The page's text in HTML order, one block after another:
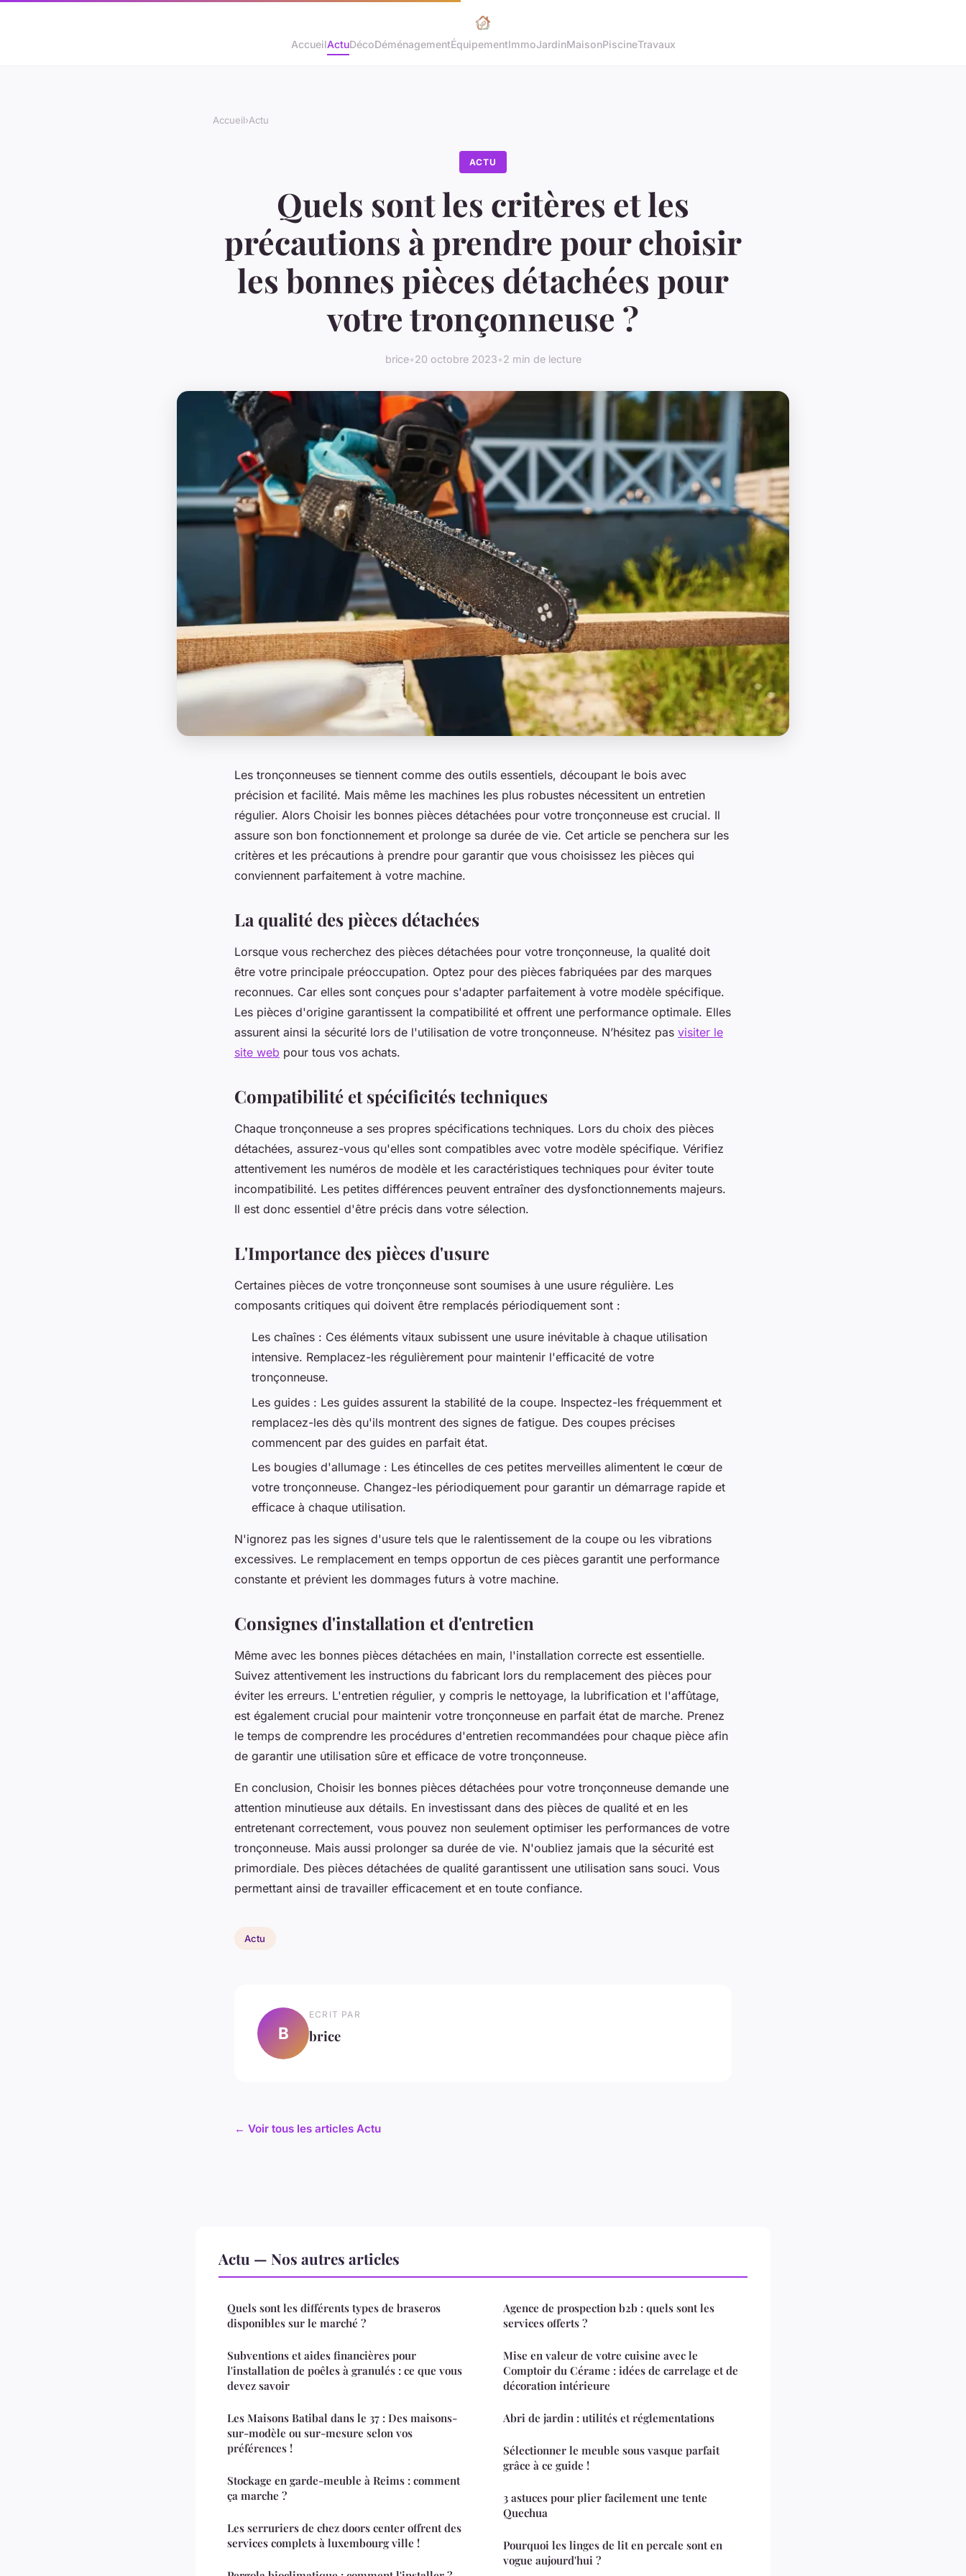
AccueilActuDécoDéménagementÉquipementImmoJardinMaisonPiscineTravaux
Accueil›Actu
ACTU
Quels sont les critères et les
précautions à prendre pour choisir
les bonnes pièces détachées pour
votre tronçonneuse ?
brice•20 octobre 2023•2 min de lecture
Les tronçonneuses se tiennent comme des outils essentiels, découpant le bois avec
précision et facilité. Mais même les machines les plus robustes nécessitent un entretien
régulier. Alors Choisir les bonnes pièces détachées pour votre tronçonneuse est crucial. Il
assure son bon fonctionnement et prolonge sa durée de vie. Cet article se penchera sur les
critères et les précautions à prendre pour garantir que vous choisissez les pièces qui
conviennent parfaitement à votre machine.
La qualité des pièces détachées
Lorsque vous recherchez des pièces détachées pour votre tronçonneuse, la qualité doit
être votre principale préoccupation. Optez pour des pièces fabriquées par des marques
reconnues. Car elles sont conçues pour s'adapter parfaitement à votre modèle spécifique.
Les pièces d'origine garantissent la compatibilité et offrent une performance optimale. Elles
assurent ainsi la sécurité lors de l'utilisation de votre tronçonneuse. N’hésitez pas visiter le
site web pour tous vos achats.
Compatibilité et spécificités techniques
Chaque tronçonneuse a ses propres spécifications techniques. Lors du choix des pièces
détachées, assurez-vous qu'elles sont compatibles avec votre modèle spécifique. Vérifiez
attentivement les numéros de modèle et les caractéristiques techniques pour éviter toute
incompatibilité. Les petites différences peuvent entraîner des dysfonctionnements majeurs.
Il est donc essentiel d'être précis dans votre sélection.
L'Importance des pièces d'usure
Certaines pièces de votre tronçonneuse sont soumises à une usure régulière. Les
composants critiques qui doivent être remplacés périodiquement sont :
Les chaînes : Ces éléments vitaux subissent une usure inévitable à chaque utilisation
intensive. Remplacez-les régulièrement pour maintenir l'efficacité de votre
tronçonneuse.
Les guides : Les guides assurent la stabilité de la coupe. Inspectez-les fréquemment et
remplacez-les dès qu'ils montrent des signes de fatigue. Des coupes précises
commencent par des guides en parfait état.
Les bougies d'allumage : Les étincelles de ces petites merveilles alimentent le cœur de
votre tronçonneuse. Changez-les périodiquement pour garantir un démarrage rapide et
efficace à chaque utilisation.
N'ignorez pas les signes d'usure tels que le ralentissement de la coupe ou les vibrations
excessives. Le remplacement en temps opportun de ces pièces garantit une performance
constante et prévient les dommages futurs à votre machine.
Consignes d'installation et d'entretien
Même avec les bonnes pièces détachées en main, l'installation correcte est essentielle.
Suivez attentivement les instructions du fabricant lors du remplacement des pièces pour
éviter les erreurs. L'entretien régulier, y compris le nettoyage, la lubrification et l'affûtage,
est également crucial pour maintenir votre tronçonneuse en parfait état de marche. Prenez
le temps de comprendre les procédures d'entretien recommandées pour chaque pièce afin
de garantir une utilisation sûre et efficace de votre tronçonneuse.
En conclusion, Choisir les bonnes pièces détachées pour votre tronçonneuse demande une
attention minutieuse aux détails. En investissant dans des pièces de qualité et en les
entretenant correctement, vous pouvez non seulement optimiser les performances de votre
tronçonneuse. Mais aussi prolonger sa durée de vie. N'oubliez jamais que la sécurité est
primordiale. Des pièces détachées de qualité garantissent une utilisation sans souci. Vous
permettant ainsi de travailler efficacement et en toute confiance.
Actu
B
ECRIT PAR
brice
← Voir tous les articles Actu
Actu — Nos autres articles
Quels sont les différents types de braseros
disponibles sur le marché ?
Subventions et aides financières pour
l'installation de poêles à granulés : ce que vous
devez savoir
Les Maisons Batibal dans le 37 : Des maisons-
sur-modèle ou sur-mesure selon vos
préférences !
Stockage en garde-meuble à Reims : comment
ça marche ?
Les serruriers de chez doors center offrent des
services complets à luxembourg ville !
Agence de prospection b2b : quels sont les
services offerts ?
Mise en valeur de votre cuisine avec le
Comptoir du Cérame : idées de carrelage et de
décoration intérieure
Abri de jardin : utilités et réglementations
Sélectionner le meuble sous vasque parfait
grâce à ce guide !
3 astuces pour plier facilement une tente
Quechua
Pourquoi les linges de lit en percale sont en
vogue aujourd'hui ?